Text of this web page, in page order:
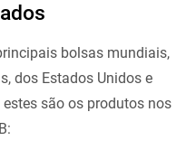
bolsas mundiais,
dos Estados Unidos e
são os produtos nos